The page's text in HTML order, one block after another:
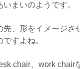
まいのようです。
、形をイメージさ
すよね。
chair、work chair